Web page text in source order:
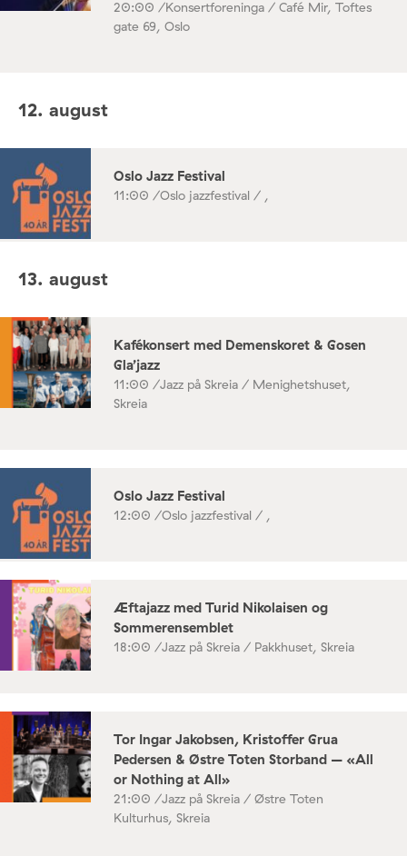
20:00 /Konsertforeninga / Café Mir, Toftes
gate 69, Oslo
12. august
Oslo Jazz Festival
11:00 /Oslo jazzfestival / ,
13. august
Kafékonsert med Demenskoret & Gosen
Gla’jazz
11:00 /Jazz på Skreia / Menighetshuset,
Skreia
Oslo Jazz Festival
12:00 /Oslo jazzfestival / ,
Æftajazz med Turid Nikolaisen og
Sommerensemblet
18:00 /Jazz på Skreia / Pakkhuset, Skreia
Tor Ingar Jakobsen, Kristoffer Grua
Pedersen & Østre Toten Storband – «All
or Nothing at All»
21:00 /Jazz på Skreia / Østre Toten
Kulturhus, Skreia